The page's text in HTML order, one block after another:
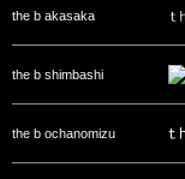
the b akasaka
the b shimbashi
the b ochanomizu